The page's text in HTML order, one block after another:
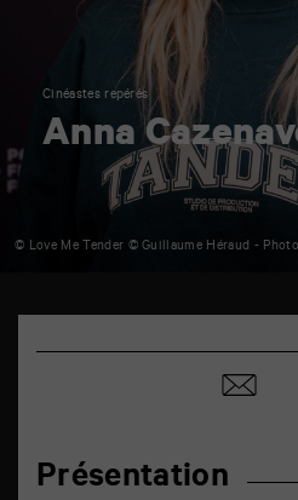
Cinéastes repérés
Anna
© Love Me Tender © Guillaume Héraud -
Poitiers
Présentation
Partager
par